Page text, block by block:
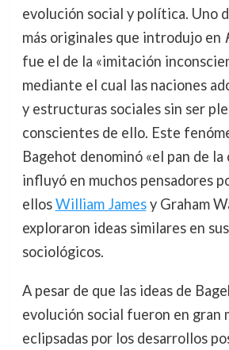
evolución social y política. Uno
más originales que introdujo en
fue el de la «imitación
mediante el cual las naciones
y estructuras sociales sin ser
conscientes de ello. Este
Bagehot denominó «el pan de la
influyó en muchos pensadores
ellosWilliam Jamesy Graham
exploraron ideas similares en
sociológicos.
A pesar de que las ideas de
evolución social fueron en gran
eclipsadas por los desarrollos